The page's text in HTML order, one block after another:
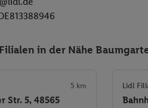
in der Nähe
5 km
Str. 5, 48565
Lidl